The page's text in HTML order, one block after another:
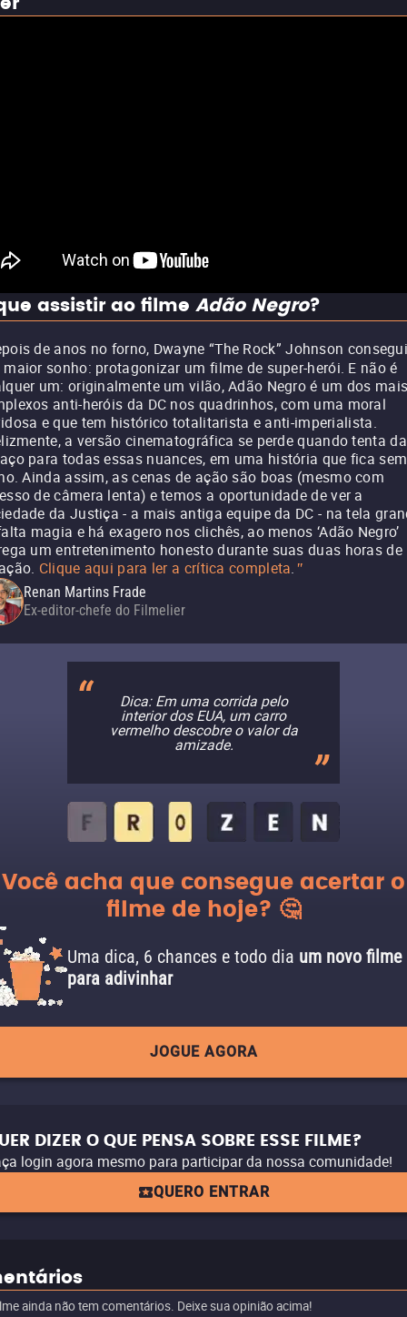
assistir ao filme Adão Negro?
de anos no forno, Dwayne “The Rock” Johnson
maior sonho: protagonizar um filme de super-herói. E não é
um: originalmente um vilão, Adão Negro é um dos mais
anti-heróis da DC nos quadrinhos, com uma moral
e que tem histórico totalitarista e anti-imperialista.
a versão cinematográfica se perde quando tenta
para todas essas nuances, em uma história que fica sem
Ainda assim, as cenas de ação são boas (mesmo com
de câmera lenta) e temos a oportunidade de ver a
da Justiça - a mais antiga equipe da DC - na tela
magia e há exagero nos clichês, ao menos ‘Adão Negro’
um entretenimento honesto durante suas duas horas de
Clique aqui para ler a crítica completa. "
Renan Martins Frade
Ex-editor-chefe do Filmelier
Dica: Em uma corrida pelo
interior dos EUA, um carro
vermelho descobre o valor da
amizade.
Você acha que consegue acertar o
filme de hoje? 🤔
Uma dica, 6 chances e todo dia um novo filme
para adivinhar
JOGUE AGORA
DIZER O QUE PENSA SOBRE ESSE FILME?
login agora mesmo para participar da nossa comunidade!
QUERO ENTRAR
ainda não tem comentários. Deixe sua opinião acima!